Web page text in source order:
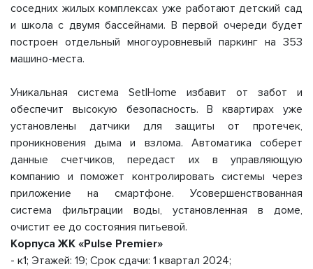
соседних жилых комплексах уже работают детский сад
и школа с двумя бассейнами. В первой очереди будет
построен отдельный многоуровневый паркинг на 353
машино-места.
Уникальная система SetlHome избавит от забот и
обеспечит высокую безопасность. В квартирах уже
установлены датчики для защиты от протечек,
проникновения дыма и взлома. Автоматика соберет
данные счетчиков, передаст их в управляющую
компанию и поможет контролировать системы через
приложение на смартфоне. Усовершенствованная
система фильтрации воды, установленная в доме,
очистит ее до состояния питьевой.
Корпуса ЖК «Pulse Premier»
- к1; Этажей: 19; Срок сдачи: 1 квартал 2024;